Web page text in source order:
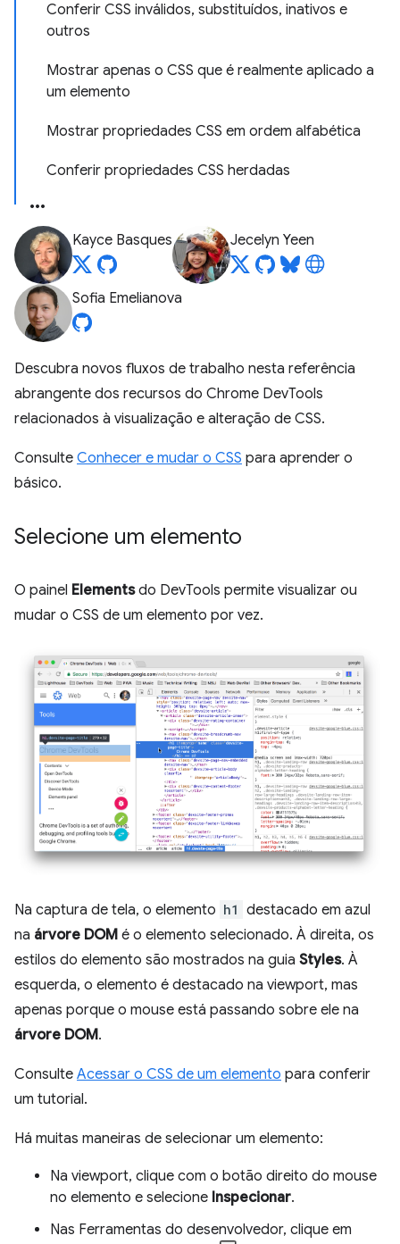
Conferir CSS inválidos, substituídos, inativos e
outros
Mostrar apenas o CSS que é realmente aplicado a
um elemento
Mostrar propriedades CSS em ordem alfabética
Conferir propriedades CSS herdadas
Kayce Basques Jecelyn Yeen
Sofia Emelianova
Descubra novos fluxos de trabalho nesta referência
abrangente dos recursos do Chrome DevTools
relacionados à visualização e alteração de CSS.
Consulte Conhecer e mudar o CSS para aprender o
básico.
Selecione um elemento
O painel Elementsdo DevTools permite visualizar ou
mudar o CSS de um elemento por vez.
Na captura de tela, o elemento h1 destacado em azul
na árvore DOM é o elemento selecionado. À direita, os
estilos do elemento são mostrados na guia Styles. À
esquerda, o elemento é destacado na viewport, mas
apenas porque o mouse está passando sobre ele na
árvore DOM.
Consulte Acessar o CSS de um elemento para conferir
um tutorial.
Há muitas maneiras de selecionar um elemento:
Na viewport, clique com o botão direito do mouse
no elemento e selecione Inspecionar.
Nas Ferramentas do desenvolvedor, clique em